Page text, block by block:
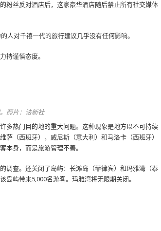
粉丝反对酒店后，这家豪华酒店随后禁止所有社交媒体
人对千禧一代的旅行建议几乎没有任何影响。
持谨慎态度。
照片：法新社
多热门目的地的重大问题。这种现象是地方以不可持续
萨（西班牙），威尼斯（意大利）和马洛卡（西班牙）
本身，而是旅游管理不善。
调查。还关闭了岛屿：长滩岛（菲律宾）和玛雅湾（泰
岛屿带来5,000名游客。玛雅湾将无限期关闭。